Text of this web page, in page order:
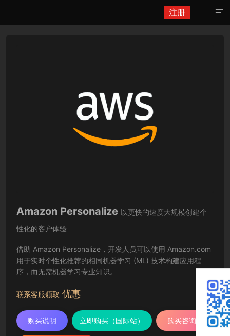
注册 
Amazon Personalize 以更快的速度大规模创建个
性化的客户体验
借助 Amazon Personalize，开发人员可以使用 Amazon.com
用于实时个性化推荐的相同机器学习 (ML) 技术构建应用程
序，而无需机器学习专业知识。
联系客服领取 优惠
购买说明 立即购买（国际站） 购买咨询